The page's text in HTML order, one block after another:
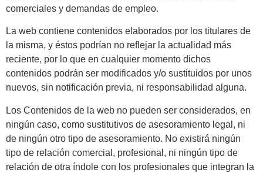
comerciales y demandas de empleo.
La web contiene contenidos elaborados por los titulares de
la misma, y éstos podrían no reflejar la actualidad más
reciente, por lo que en cualquier momento dichos
contenidos podrán ser modificados y/o sustituidos por unos
nuevos, sin notificación previa, ni responsabilidad alguna.
Los Contenidos de la web no pueden ser considerados, en
ningún caso, como sustitutivos de asesoramiento legal, ni
de ningún otro tipo de asesoramiento. No existirá ningún
tipo de relación comercial, profesional, ni ningún tipo de
relación de otra índole con los profesionales que integran la